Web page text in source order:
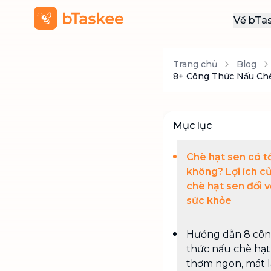
Về
Trang chủ Blog
8+ Công Thức Nấu
Mục lục
Chè hạt sen có
không? Lợi ích
chè hạt sen đối
sức khỏe
Hướng dẫn 8
thức nấu chè hạt
thơm ngon, mát